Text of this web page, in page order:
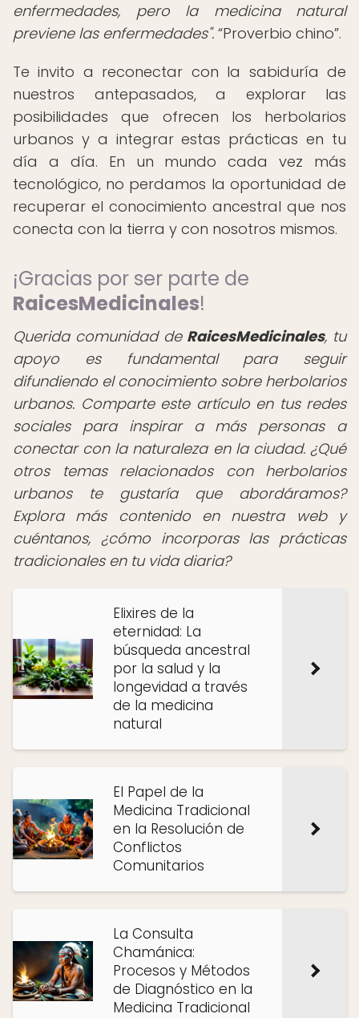
enfermedades, pero la medicina natural
previene las enfermedades". Proverbio chino .
Te invito a reconectar con la sabiduría de
nuestros antepasados, a explorar las
posibilidades que ofrecen los herbolarios
urbanos y a integrar estas prácticas en tu
día a día. En un mundo cada vez más
tecnológico, no perdamos la oportunidad de
recuperar el conocimiento ancestral que nos
conecta con la tierra y con nosotros mismos.
¡Gracias por ser parte de
RaicesMedicinales!
Querida comunidad de RaicesMedicinales, tu
apoyo es fundamental para seguir
difundiendo el conocimiento sobre herbolarios
urbanos. Comparte este artículo en tus redes
sociales para inspirar a más personas a
conectar con la naturaleza en la ciudad. ¿Qué
otros temas relacionados con herbolarios
urbanos te gustaría que abordáramos?
Explora más contenido en nuestra web y
cuéntanos, ¿cómo incorporas las prácticas
tradicionales en tu vida diaria?
Elixires de la
eternidad: La
búsqueda ancestral
por la salud y la
longevidad a través
de la medicina
natural
El Papel de la
Medicina Tradicional
en la Resolución de
Conflictos
Comunitarios
La Consulta
Chamánica:
Procesos y Métodos
de Diagnóstico en la
Medicina Tradicional